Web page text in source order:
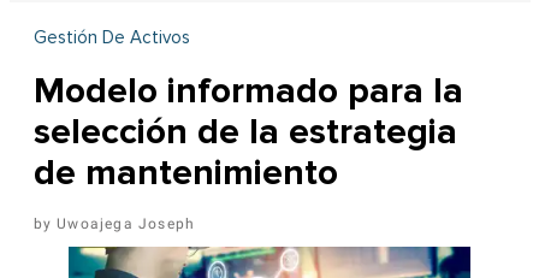
Gestión De Activos
Modelo informado para la
selección de la estrategia
de mantenimiento
Uwoajega Joseph